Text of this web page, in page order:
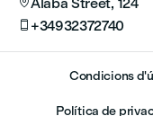
 +34932372740
Condicions
Política de